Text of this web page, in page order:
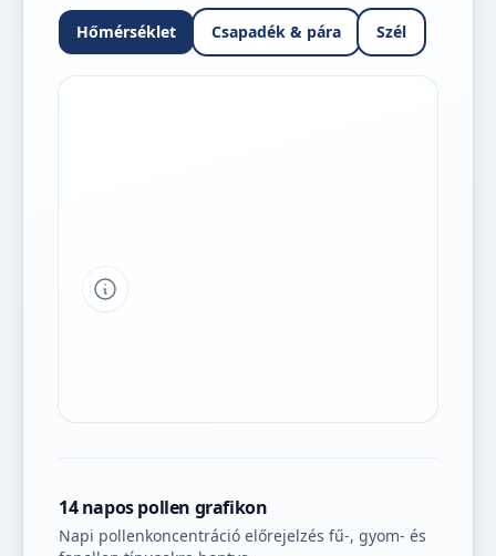
Hőmérséklet Csapadék & pára Szél
Tipp a grafikon jelmagyarázatához
14 napos pollen grafikon
Napi pollenkoncentráció előrejelzés fű-, gyom- és